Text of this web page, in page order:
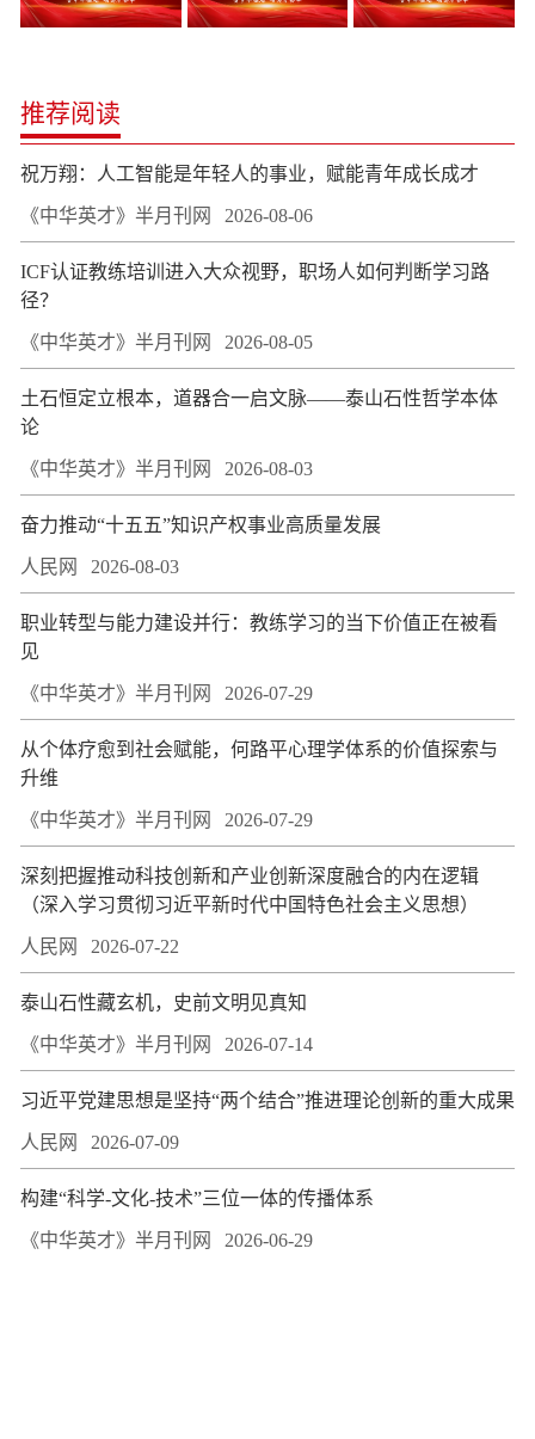
推荐阅读
祝万翔：人工智能是年轻人的事业，赋能青年成长成才
《中华英才》半月刊网 2026-08-06
ICF认证教练培训进入大众视野，职场人如何判断学习路
径？
《中华英才》半月刊网 2026-08-05
土石恒定立根本，道器合一启文脉——泰山石性哲学本体
论
《中华英才》半月刊网 2026-08-03
奋力推动“十五五”知识产权事业高质量发展
人民网 2026-08-03
职业转型与能力建设并行：教练学习的当下价值正在被看
见
《中华英才》半月刊网 2026-07-29
从个体疗愈到社会赋能，何路平心理学体系的价值探索与
升维
《中华英才》半月刊网 2026-07-29
深刻把握推动科技创新和产业创新深度融合的内在逻辑
（深入学习贯彻习近平新时代中国特色社会主义思想）
人民网 2026-07-22
泰山石性藏玄机，史前文明见真知
《中华英才》半月刊网 2026-07-14
习近平党建思想是坚持“两个结合”推进理论创新的重大成果
人民网 2026-07-09
构建“科学-文化-技术”三位一体的传播体系
《中华英才》半月刊网 2026-06-29